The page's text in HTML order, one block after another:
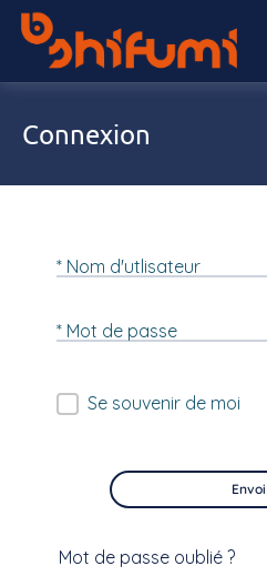
Passer
contenu
Connexion
* Nom d'utlisateur
* Mot de passe
Se souvenir de moi
Envoi
Mot de passe oublié ?